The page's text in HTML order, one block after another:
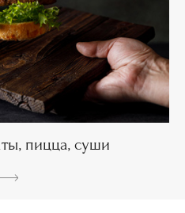
пицца, суши